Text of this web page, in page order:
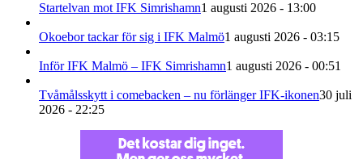
Startelvan mot IFK Simrishamn1 augusti 2026 - 13:00
Okoebor tackar för sig i IFK Malmö1 augusti 2026 - 03:15
Inför IFK Malmö – IFK Simrishamn1 augusti 2026 - 00:51
Tvåmålsskytt i comebacken – nu förlänger IFK-ikonen30 juli
2026 - 22:25